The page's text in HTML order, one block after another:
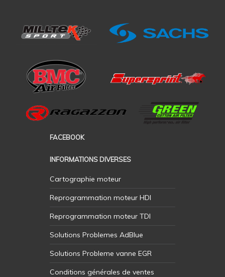
FACEBOOK
INFORMATIONS DIVERSES
Cartographie moteur
Reprogrammation moteur HDI
Reprogrammation moteur TDI
Solutions Problemes AdBlue
Solutions Probleme vanne EGR
Conditions générales de ventes